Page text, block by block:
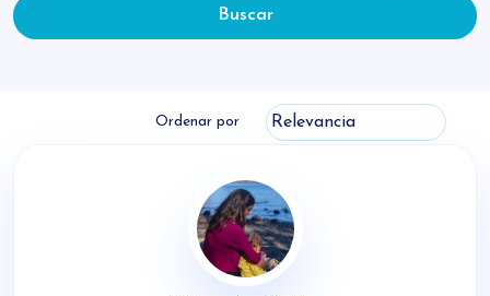
Buscar
Ordenar por